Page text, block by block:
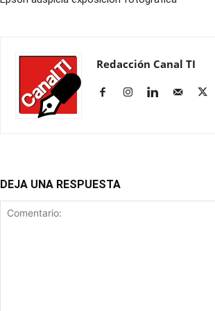
Redacción Canal TI
DEJA UNA RESPUESTA